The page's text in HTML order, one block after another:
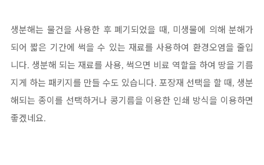
생분해는 물건을 사용한 후 폐기되었을 때 , 미생물에 의해 분해가
되어 짧은 기간에 썩을 수 있는 재료를 사용하여 환경오염을 줄입
니다. 생분해 되는 재료를 사용, 썩으면 비료 역할을 하여 땅을 기름
지게 하는 패키지를 만들 수도 있습니다. 포장재 선택을 할 때 , 생분
해되는 종이를 선택하거나 콩기름을 이용한 인쇄 방식을 이용하면
좋겠네요.